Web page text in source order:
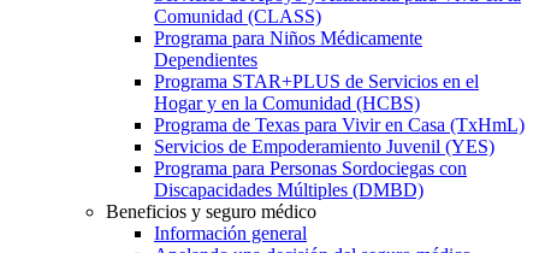
Comunidad (CLASS)
Programa para Niños Médicamente
Dependientes
Programa STAR+PLUS de Servicios en el
Hogar y en la Comunidad (HCBS)
Programa de Texas para Vivir en Casa (TxHmL)
Servicios de Empoderamiento Juvenil (YES)
Programa para Personas Sordociegas con
Discapacidades Múltiples (DMBD)
Beneficios y seguro médico
Información general